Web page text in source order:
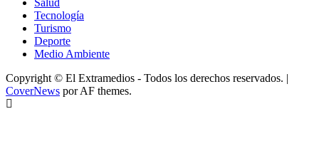
Tecnología
Turismo
Deporte
Medio Ambiente
Copyright © El Extramedios - Todos los derechos reservados. |
CoverNews por AF themes.